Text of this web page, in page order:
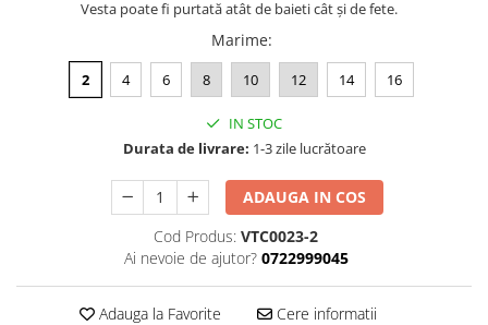
Vesta poate fi purtată atât de baieti cât și de fete.
Marime:
2 4 6 8 10 12 14 16
IN STOC
Durata de livrare: 1-3 zile lucrătoare
ADAUGA IN COS
Cod Produs: VTC0023-2
Ai nevoie de ajutor? 0722999045
Adauga la Favorite Cere informatii